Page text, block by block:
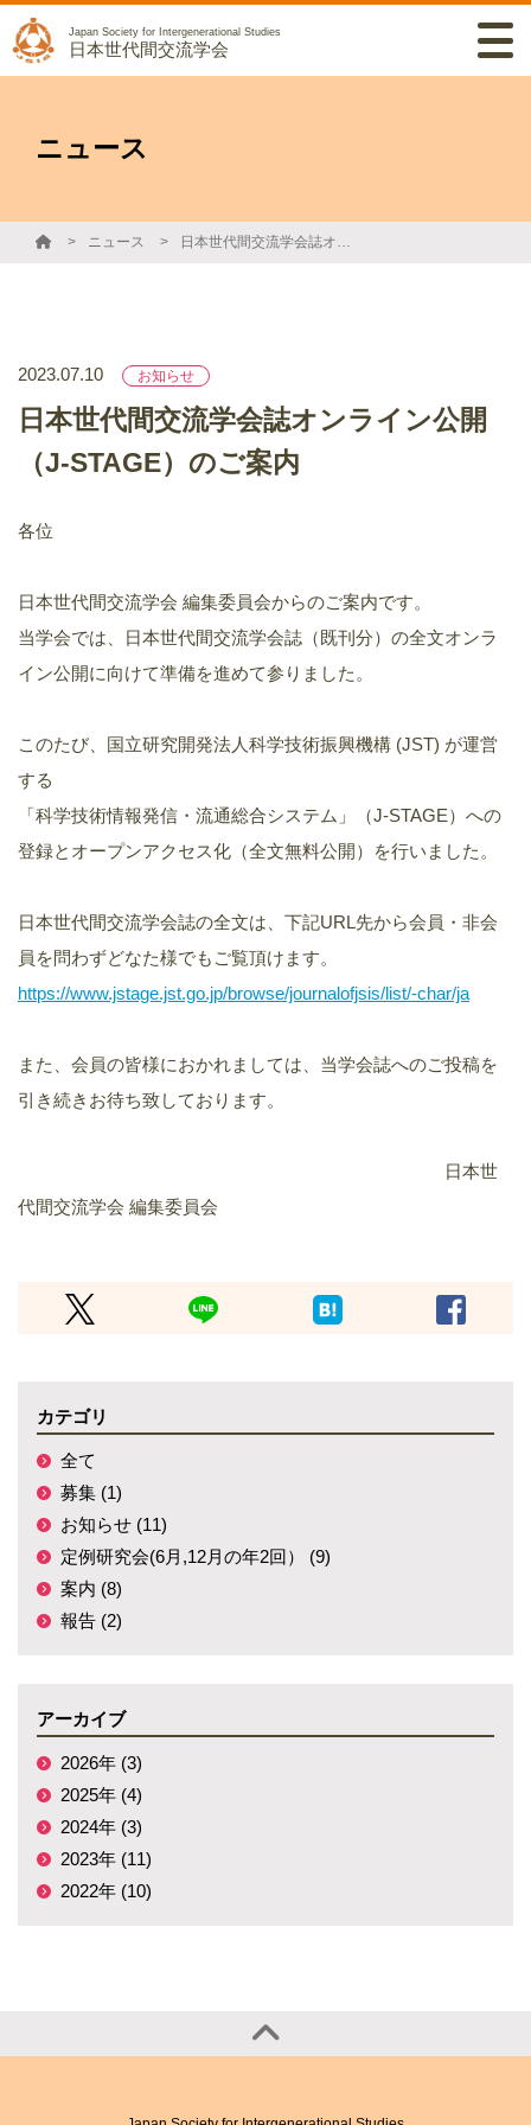
Japan Society for Intergenerational Studies
日本世代間交流学会
ニュース
ニュース 日本世代間交流学会誌オンライン公開（J-STAGE）のご案内
2023.07.10 お知らせ
日本世代間交流学会誌オンライン公開
（J-STAGE）のご案内
各位
日本世代間交流学会 編集委員会からのご案内です。
当学会では、日本世代間交流学会誌（既刊分）の全文オンラ
イン公開に向けて準備を進めて参りました。
このたび、国立研究開発法人科学技術振興機構 (JST) が運営
する
「科学技術情報発信・流通総合システム」（J-STAGE）への
登録とオープンアクセス化（全文無料公開）を行いました。
日本世代間交流学会誌の全文は、下記URL先から会員・非会
員を問わずどなた様でもご覧頂けます。
https://www.jstage.jst.go.jp/browse/journalofjsis/list/-char/ja
また、会員の皆様におかれましては、当学会誌へのご投稿を
引き続きお待ち致しております。
日本世
代間交流学会 編集委員会
カテゴリ
全て
募集 (1)
お知らせ (11)
定例研究会(6月,12月の年2回） (9)
案内 (8)
報告 (2)
アーカイブ
2026年 (3)
2025年 (4)
2024年 (3)
2023年 (11)
2022年 (10)